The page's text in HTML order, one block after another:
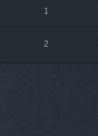
1
2